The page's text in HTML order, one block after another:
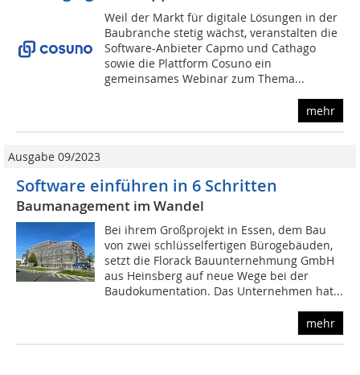
Weil der Markt für digitale Lösungen in der
Baubranche stetig wächst, veranstalten die
Software-Anbieter Capmo und Cathago
sowie die Plattform Cosuno ein
gemeinsames Webinar zum Thema...
mehr
Ausgabe 09/2023
Software einführen in 6 Schritten
Baumanagement im Wandel
Bei ihrem Großprojekt in Essen, dem Bau
von zwei schlüsselfertigen Bürogebäuden,
setzt die Florack Bauunternehmung GmbH
aus Heinsberg auf neue Wege bei der
Baudokumentation. Das Unternehmen hat...
mehr